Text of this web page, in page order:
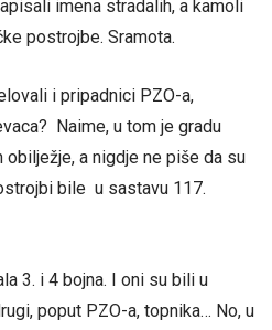
imena stradalih, a kamoli
postrojbe. Sramota.
i pripadnici PZO-a,
Naime, u tom je gradu
a nigdje ne piše da su
bile u sastavu 117.
3. i 4 bojna. I oni su bili u
poput PZO-a, topnika… No, u